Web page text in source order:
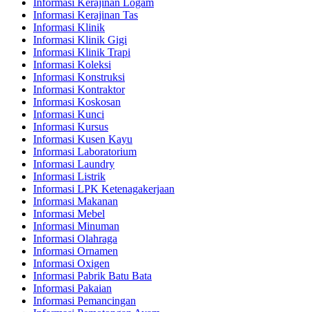
Informasi Kerajinan Logam
Informasi Kerajinan Tas
Informasi Klinik
Informasi Klinik Gigi
Informasi Klinik Trapi
Informasi Koleksi
Informasi Konstruksi
Informasi Kontraktor
Informasi Koskosan
Informasi Kunci
Informasi Kursus
Informasi Kusen Kayu
Informasi Laboratorium
Informasi Laundry
Informasi Listrik
Informasi LPK Ketenagakerjaan
Informasi Makanan
Informasi Mebel
Informasi Minuman
Informasi Olahraga
Informasi Ornamen
Informasi Oxigen
Informasi Pabrik Batu Bata
Informasi Pakaian
Informasi Pemancingan